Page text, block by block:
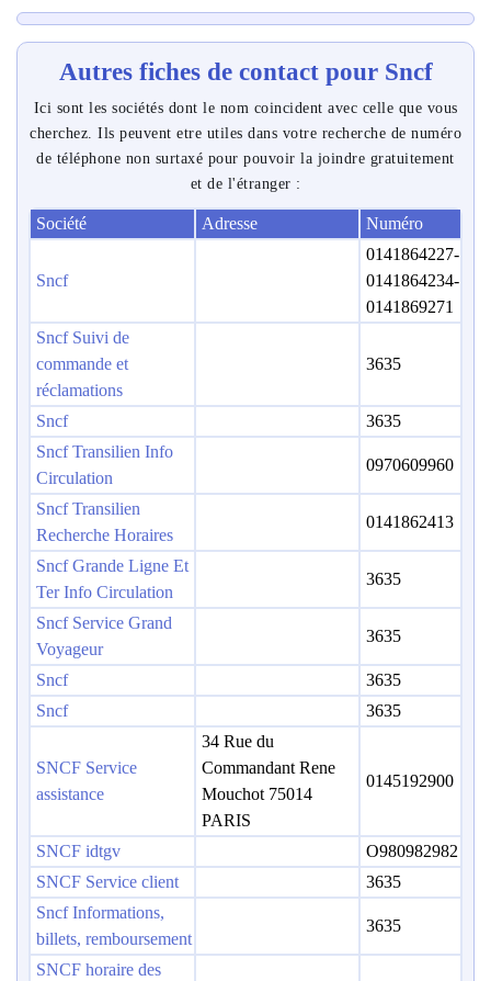
Autres fiches de contact pour Sncf
Ici sont les sociétés dont le nom coincident avec celle que vous
cherchez. Ils peuvent etre utiles dans votre recherche de numéro
de téléphone non surtaxé pour pouvoir la joindre gratuitement
et de l'étranger :
Société Adresse Numéro
Sncf
0141864227-
0141864234-
0141869271
Sncf Suivi de
commande et
réclamations
3635
Sncf
3635
Sncf Transilien Info
Circulation
0970609960
Sncf Transilien
Recherche Horaires
0141862413
Sncf Grande Ligne Et
Ter Info Circulation
3635
Sncf Service Grand
Voyageur
3635
Sncf
3635
Sncf
3635
SNCF Service
assistance
34 Rue du
Commandant Rene
Mouchot 75014
PARIS
0145192900
SNCF idtgv
O980982982
SNCF Service client
3635
Sncf Informations,
billets, remboursement
3635
SNCF horaire des